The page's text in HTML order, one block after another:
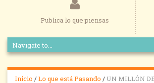
Publica lo que piensas
Inicio /Lo que está Pasando / UN MILLÓN